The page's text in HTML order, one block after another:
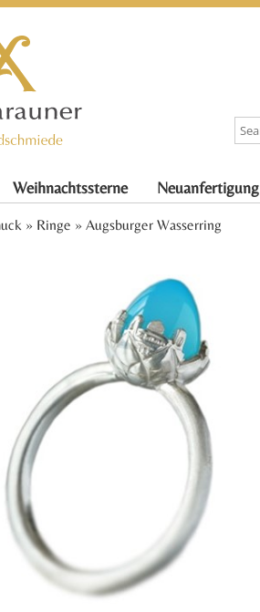
Weihnachtssterne Neuanfertigung
» Ringe » Augsburger Wasserring